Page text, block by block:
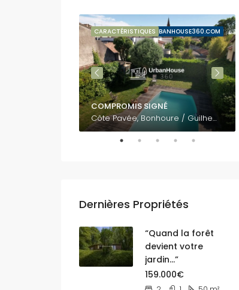
BY URBANHOUSE360.COM
CARACTÉRISTIQUES
COMPROMIS SIGNÉ
Côte Pavée, Bonhoure / Guilheméry / Château de l'Hers / Limayrac / Côte Pavée, Toulouse, Haute-Garonne, Occitanie, France métropolitaine, 31400, France
Dernières Propriétés
“Quand la forêt
devient votre
jardin…”
159.000€